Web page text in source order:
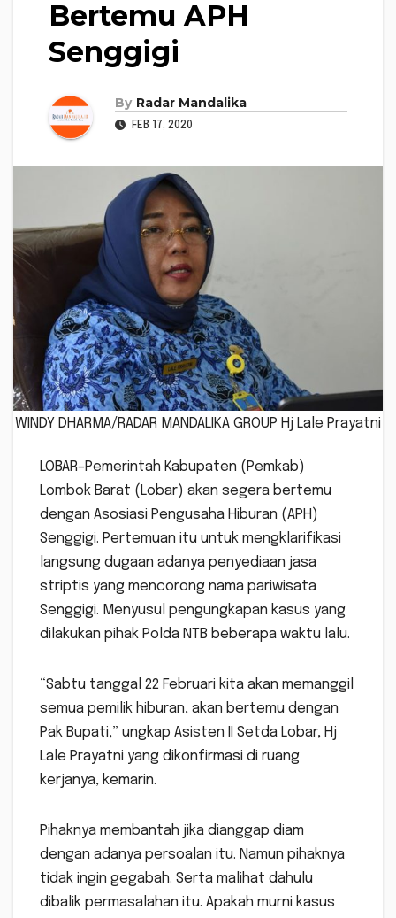
Bertemu APH
Senggigi
By Radar Mandalika
FEB 17, 2020
WINDY DHARMA/RADAR MANDALIKA GROUP Hj Lale Prayatni
LOBAR–Pemerintah Kabupaten (Pemkab)
Lombok Barat (Lobar) akan segera bertemu
dengan Asosiasi Pengusaha Hiburan (APH)
Senggigi. Pertemuan itu untuk mengklarifikasi
langsung dugaan adanya penyediaan jasa
striptis yang mencorong nama pariwisata
Senggigi. Menyusul pengungkapan kasus yang
dilakukan pihak Polda NTB beberapa waktu lalu.
“Sabtu tanggal 22 Februari kita akan memanggil
semua pemilik hiburan, akan bertemu dengan
Pak Bupati,” ungkap Asisten II Setda Lobar, Hj
Lale Prayatni yang dikonfirmasi di ruang
kerjanya, kemarin.
Pihaknya membantah jika dianggap diam
dengan adanya persoalan itu. Namun pihaknya
tidak ingin gegabah. Serta malihat dahulu
dibalik permasalahan itu. Apakah murni kasus